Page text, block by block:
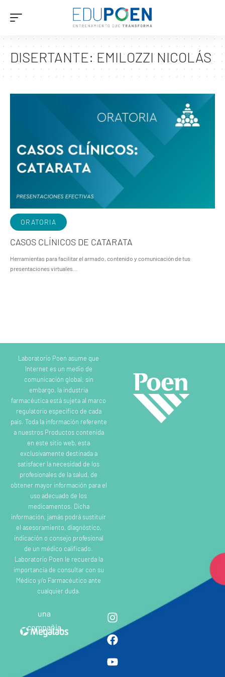
DISERTANTE:EMILOZZI NICOLÁS
ORATORIA
CASOS CLÍNICOS DE CATARATA
Herramientas para facilitar el armado, contenido y comunicación de tus
presentaciones virtuales…
Laboratorio Poen asume que
Internet es un medio de
comunicación global; sin
embargo, la industria
farmacéutica está sujeta al marco
regulatorio específico de cada
país. Toda la información referente
a nuestros Productos contenida
en este sitio web, esta
exclusivamente destinada a
satisfacer la necesidad de los
profesionales de la salud, de
obtener mayor información para el
uso adecuado de los
medicamentos. Dicha
información, jamás podrá sustituir
el asesoramiento, diagnóstico,
indicación o consejo profesional
de un médico calificado.
Laboratorio Poen le recuerda la
importancia de consultar con su
Médico y/o Farmacéutico ante
cualquier duda.
una
compañia